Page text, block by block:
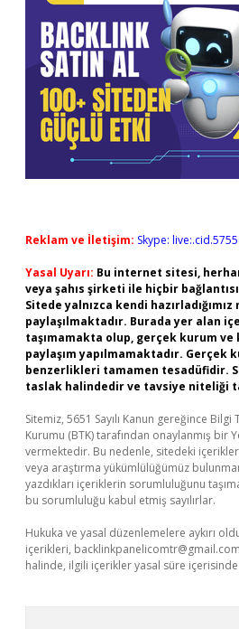
Reklam ve İletişim: Skype:
Yasal Uyarı: Bu internet sitesi,
veya şahıs şirketi ile hiçbir
Sitede yalnızca kendi
paylaşılmaktadır. Burada yer alan
taşımamakta olup, gerçek kurum ve
paylaşım yapılmamaktadır. Gerçek
benzerlikleri tamamen tesadüfidir.
taslak halindedir ve tavsiye niteliği
Sitemiz, 5651 Sayılı Kanun gereğince
Kurumu (BTK) tarafından onaylanmış bir
vermektedir. Bu nedenle, sitedeki
veya araştırma yükümlülüğümüz
yazdıkları içeriklerin sorumluluğunu
bu sorumluluğu kabul etmiş sayılırlar.
Hukuka ve yasal düzenlemelere aykırı
içerikleri, backlinkpanelicomtr@gmail.com
halinde, ilgili içerikler yasal süre içerisinde